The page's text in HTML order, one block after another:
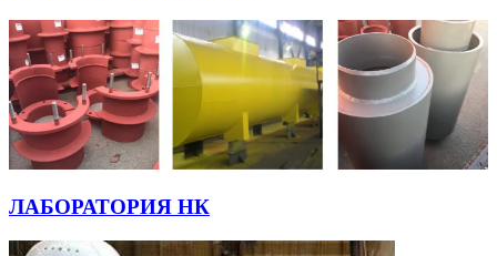
ЛАБОРАТОРИЯ НК